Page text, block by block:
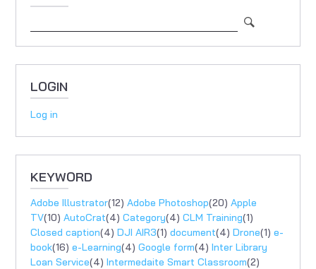
LOGIN
Log in
KEYWORD
Adobe Illustrator(12) Adobe Photoshop(20) Apple
TV(10) AutoCrat(4) Category(4) CLM Training(1)
Closed caption(4) DJI AIR3(1) document(4) Drone(1) e-
book(16) e-Learning(4) Google form(4) Inter Library
Loan Service(4) Intermedaite Smart Classroom(2)